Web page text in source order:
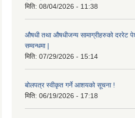
मिति: 08/04/2026 - 11:38
औषधी तथा औषधीजन्य सामाग्रीहरुको दररेट
सम्वन्धमा |
मिति: 07/29/2026 - 15:14
बोलपत्र स्वीकृत गर्ने आशयको सूचना !
मिति: 06/19/2026 - 17:18